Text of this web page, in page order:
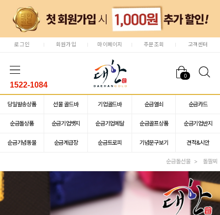
로그인 회원가입 마이페이지 주문조회 고객센터
0
1522-1084
당일발송상품 선물 골드바 기업골드바 순금열쇠 순금카드
순금돌상품 순금기업뱃지 순금기업메달 순금골프상품 순금기업반지
순금기념동물 순금계급장 순금트로피 기념문구보기 견적&시안
순금돌선물 돌팔찌